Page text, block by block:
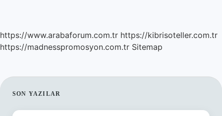
https://www.arabaforum.com.tr https://kibrisoteller.com.tr
https://madnesspromosyon.com.tr Sitemap
SIDEBAR
SON YAZILAR